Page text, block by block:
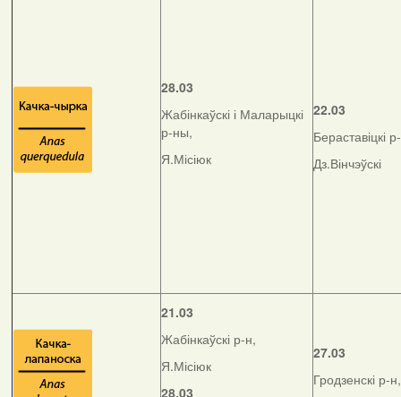
28.03
Жабінкаўскі і Маларыцкі
р-ны,
Я.Місіюк
22.03
Бераставіцкі
Дз.Вінчэўскі
21.03
Жабінкаўскі р-н,
Я.Місіюк
28.03
27.03
Гродзенскі р-н,